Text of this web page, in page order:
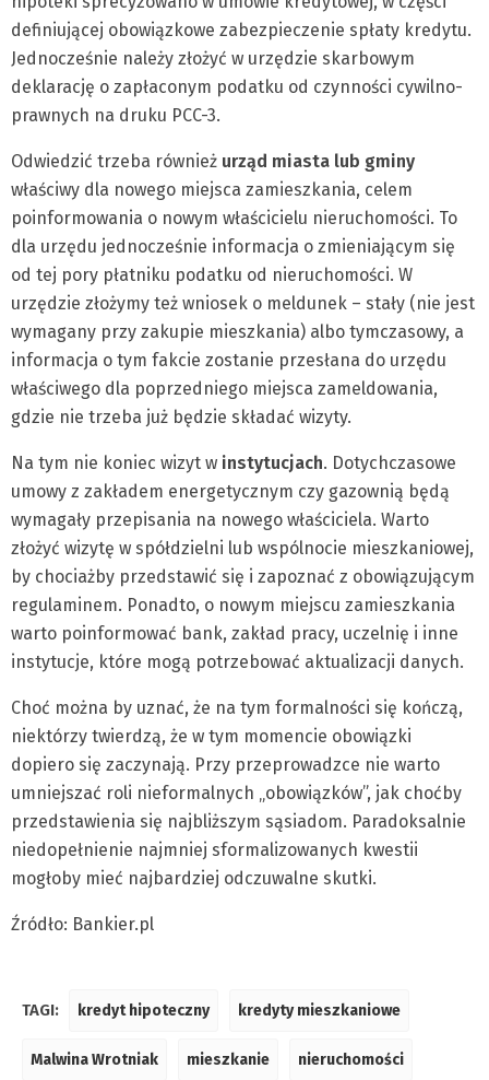
definiującej obowiązkowe zabezpieczenie spłaty kredytu.
Jednocześnie należy złożyć w urzędzie skarbowym
deklarację o zapłaconym podatku od czynności cywilno-
prawnych na druku PCC-3.
Odwiedzić trzeba również urząd miasta lub gminy
właściwy dla nowego miejsca zamieszkania, celem
poinformowania o nowym właścicielu nieruchomości. To
dla urzędu jednocześnie informacja o zmieniającym się
od tej pory płatniku podatku od nieruchomości. W
urzędzie złożymy też wniosek o meldunek – stały (nie jest
wymagany przy zakupie mieszkania) albo tymczasowy, a
informacja o tym fakcie zostanie przesłana do urzędu
właściwego dla poprzedniego miejsca zameldowania,
gdzie nie trzeba już będzie składać wizyty.
Na tym nie koniec wizyt w instytucjach. Dotychczasowe
umowy z zakładem energetycznym czy gazownią będą
wymagały przepisania na nowego właściciela. Warto
złożyć wizytę w spółdzielni lub wspólnocie mieszkaniowej,
by chociażby przedstawić się i zapoznać z obowiązującym
regulaminem. Ponadto, o nowym miejscu zamieszkania
warto poinformować bank, zakład pracy, uczelnię i inne
instytucje, które mogą potrzebować aktualizacji danych.
Choć można by uznać, że na tym formalności się kończą,
niektórzy twierdzą, że w tym momencie obowiązki
dopiero się zaczynają. Przy przeprowadzce nie warto
umniejszać roli nieformalnych „obowiązków”, jak choćby
przedstawienia się najbliższym sąsiadom. Paradoksalnie
niedopełnienie najmniej sformalizowanych kwestii
mogłoby mieć najbardziej odczuwalne skutki.
Źródło: Bankier.pl
TAGI: kredyt hipoteczny kredyty mieszkaniowe
Malwina Wrotniak mieszkanie nieruchomości